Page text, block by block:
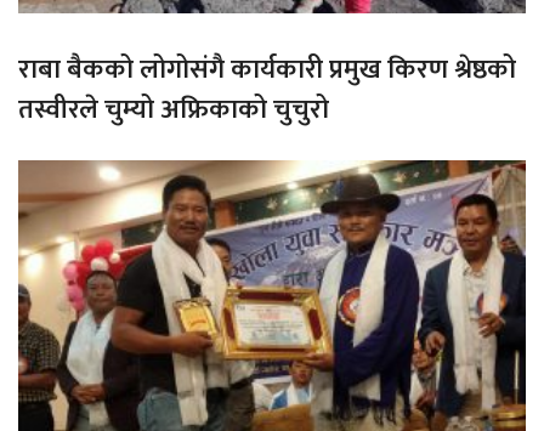
राबा बैकको लोगोसंगै कार्यकारी प्रमुख किरण श्रेष्ठको
तस्वीरले चुम्यो अफ्रिकाको चुचुरो